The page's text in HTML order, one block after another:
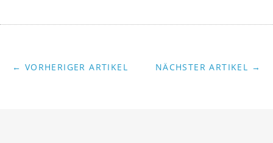
NÄCHSTER ARTIKEL →
← VORHERIGER ARTIKEL